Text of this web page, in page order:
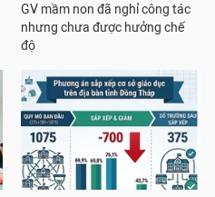
GV mầm non đã nghỉ công tác
nhưng chưa được hưởng chế
độ